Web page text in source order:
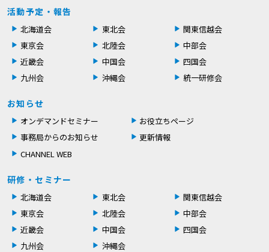
活動予定・報告
北海道会 東北会
関東信越会
東京会
北陸会
中部会
近畿会
中国会
四国会
九州会
沖縄会 統一研修会
お知らせ
オンデマンドセミナー
お役立ちページ
事務局からのお知らせ
更新情報
CHANNEL WEB
研修・セミナー
北海道会 東北会
関東信越会
東京会
北陸会
中部会
近畿会
中国会
四国会
九州会
沖縄会